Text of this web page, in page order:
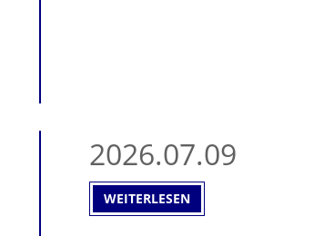
2026.07.09
WEITERLESEN